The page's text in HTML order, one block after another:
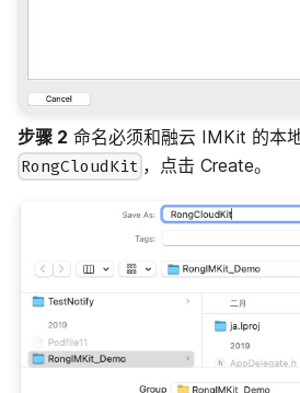
步骤 2 命名必须和融云 IMKit 的本
RongCloudKit ，点击 Create。